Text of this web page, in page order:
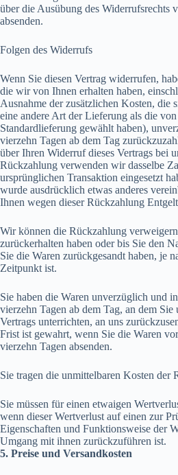
über die Ausübung des Widerrufsrechts
absenden.
Folgen des Widerrufs
Wenn Sie diesen Vertrag widerrufen,
die wir von Ihnen erhalten haben,
Ausnahme der zusätzlichen Kosten, die
eine andere Art der Lieferung als die
Standardlieferung gewählt haben),
vierzehn Tagen ab dem Tag
über Ihren Widerruf dieses Vertrags bei
Rückzahlung verwenden wir dasselbe
ursprünglichen Transaktion eingesetzt
wurde ausdrücklich etwas anderes
Ihnen wegen dieser Rückzahlung
Wir können die Rückzahlung
zurückerhalten haben oder bis Sie den
Sie die Waren zurückgesandt haben, je
Zeitpunkt ist.
Sie haben die Waren unverzüglich und
vierzehn Tagen ab dem Tag, an dem
Vertrags unterrichten, an uns
Frist ist gewahrt, wenn Sie die Waren
vierzehn Tagen absenden.
Sie tragen die unmittelbaren Kosten der
Sie müssen für einen etwaigen
wenn dieser Wertverlust auf einen zur
Eigenschaften und Funktionsweise der
Umgang mit ihnen zurückzuführen ist.
5. Preise und Versandkosten